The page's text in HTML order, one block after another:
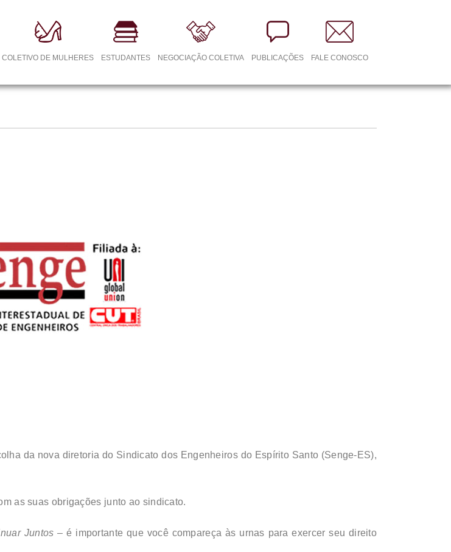
COLETIVO DE MULHERES ESTUDANTES NEGOCIAÇÃO COLETIVA PUBLICAÇÕES FALE CONOSCO
da nova diretoria do Sindicato dos Engenheiros do Espírito Santo (Senge-ES),
as suas obrigações junto ao sindicato.
Juntos –é importante que você compareça às urnas para exercer seu direito